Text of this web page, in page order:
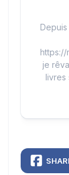
https://
je
livres